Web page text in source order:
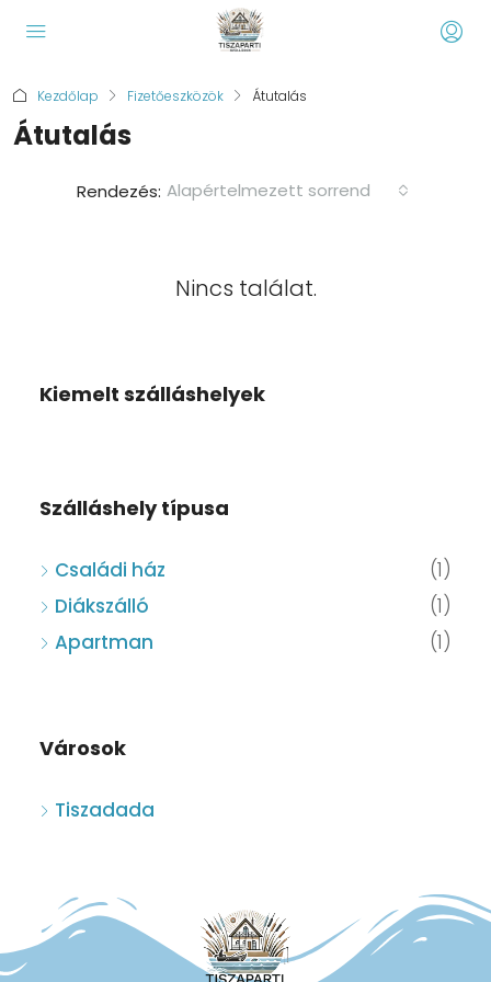
Kezdőlap Fizetőeszközök Átutalás
Átutalás
Rendezés: Alapértelmezett sorrend
Nincs találat.
Kiemelt szálláshelyek
Szálláshely típusa
Családi ház
(1)
Diákszálló
(1)
Apartman
(1)
Városok
Tiszadada